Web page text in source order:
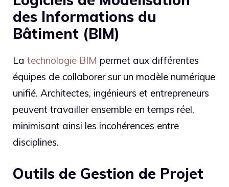
des Informations du
Bâtiment (BIM)
La technologie BIM permet aux différentes
équipes de collaborer sur un modèle numérique
unifié. Architectes, ingénieurs et entrepreneurs
peuvent travailler ensemble en temps réel,
minimisant ainsi les incohérences entre
disciplines.
Outils de Gestion de Projet